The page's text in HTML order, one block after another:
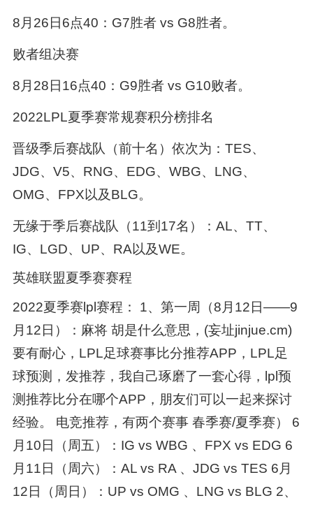
8月26日6点40：G7胜者 vs G8胜者。
败者组决赛
8月28日16点40：G9胜者 vs G10败者。
2022LPL夏季赛常规赛积分榜排名
晋级季后赛战队（前十名）依次为：TES、
JDG、V5、RNG、EDG、WBG、LNG、
OMG、FPX以及BLG。
无缘于季后赛战队（11到17名）：AL、TT、
IG、LGD、UP、RA以及WE。
英雄联盟夏季赛赛程
2022夏季赛lpl赛程： 1、第一周（8月12日——9
月12日）：麻将 胡是什么意思，(妄址jinjue.cm)
要有耐心，LPL足球赛事比分推荐APP，LPL足
球预测，发推荐，我自己琢磨了一套心得，lpl预
测推荐比分在哪个APP，朋友们可以一起来探讨
经验。 电竞推荐，有两个赛事 春季赛/夏季赛） 6
月10日（周五）：IG vs WBG 、FPX vs EDG 6
月11日（周六）：AL vs RA 、JDG vs TES 6月
12日（周日）：UP vs OMG 、LNG vs BLG 2、